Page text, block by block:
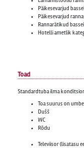
Päikesevarjud
Päikesevarjud
Rannarätikud
Hotelli ametlik
Toad
Standardtuba ilma
Toa suurus on
Dušš
WC
Rõdu
Televiisor (lisatasu